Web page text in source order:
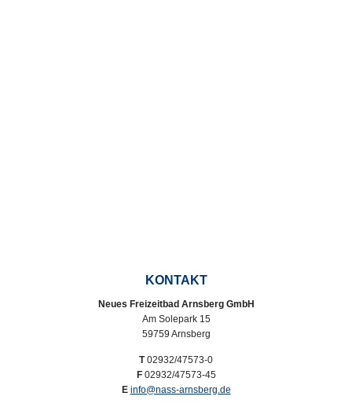
KONTAKT
Neues Freizeitbad Arnsberg GmbH
Am Solepark 15
59759 Arnsberg
T02932/47573-0
F02932/47573-45
E info@nass-arnsberg.de